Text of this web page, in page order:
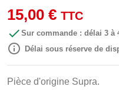
15,00 € TTC
 Sur commande : délai 3 à
 Délai sous réserve de
Pièce d'origine Supra.